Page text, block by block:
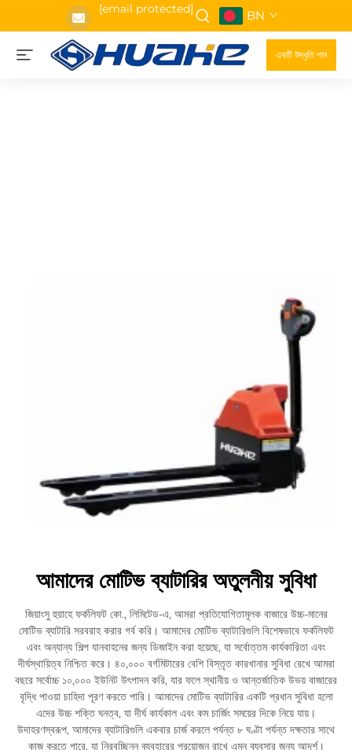
[email protected] BN
একটি উদ্ধৃতি পান
আমাদের মোটিভ ব্যাটারির অতুলনীয় সুবিধা
জিয়াংসু হুয়াহে ফর্কলিফট কো., লিমিটেড-এ, আমরা প্রতিযোগিতামূলক বাজারে উচ্চ-মানের
মোটিভ ব্যাটারি সরবরাহ করার গর্ব করি। আমাদের মোটিভ ব্যাটারিগুলি বিশেষভাবে ফর্কলিফট
এবং অন্যান্য শিল্প যানবাহনের জন্য ডিজাইন করা হয়েছে, যা সর্বোত্তম কার্যকারিতা এবং
দীর্ঘস্থায়িত্ব নিশ্চিত করে। ৪০,০০০ বর্গমিটারের বেশি বিস্তৃত কারখানার সুবিধা রেখে আমরা
বছরে সর্বোচ্চ ১০,০০০ ইউনিট উৎপাদন করি, যার ফলে স্থানীয় ও আন্তর্জাতিক উভয় বাজারের
বৃদ্ধি পাওয়া চাহিদা পূরণ করতে পারি। আমাদের মোটিভ ব্যাটারির একটি প্রধান সুবিধা হলো
এদের উচ্চ শক্তি ঘনত্ব, যা দীর্ঘ কার্যকাল এবং কম চার্জিং সময়ের দিকে নিয়ে যায়।
উদাহরণস্বরূপ, আমাদের ব্যাটারিগুলি একবার চার্জ করলে পর্যন্ত ৮ ঘণ্টা পর্যন্ত দক্ষতার সাথে
কাজ করতে পারে, যা নিরবচ্ছিন্ন ব্যবহারের প্রয়োজন রাখে এমন ব্যবসার জন্য আদর্শ।